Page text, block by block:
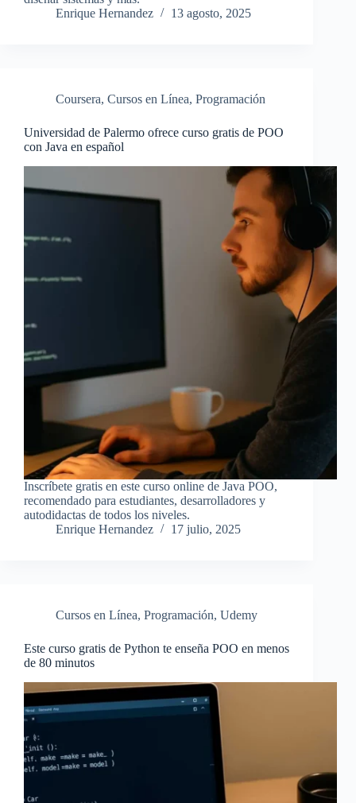
Enrique Hernandez
13 agosto, 2025
Coursera, Cursos en Línea, Programación
Universidad de Palermo ofrece curso gratis de POO
con Java en español
Inscríbete gratis en este curso online de Java POO,
recomendado para estudiantes, desarrolladores y
autodidactas de todos los niveles.
Enrique Hernandez
17 julio, 2025
Cursos en Línea, Programación, Udemy
Este curso gratis de Python te enseña POO en menos
de 80 minutos